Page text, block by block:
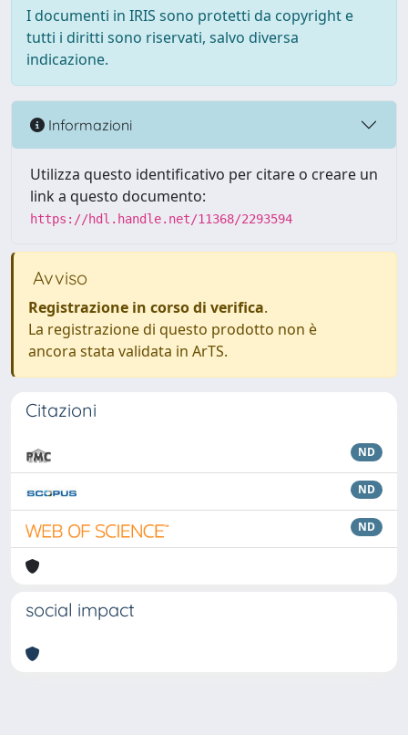
I documenti in IRIS sono protetti da copyright e
tutti i diritti sono riservati, salvo diversa
indicazione.
Informazioni
Utilizza questo identificativo per citare o creare un
link a questo documento:
https://hdl.handle.net/11368/2293594
Avviso
Registrazione in corso di verifica.
La registrazione di questo prodotto non è
ancora stata validata in ArTS.
Citazioni
ND
ND
ND
social impact